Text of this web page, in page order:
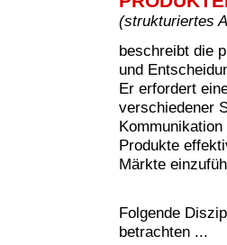
(strukturiertes
beschreibt die
und
Er erfordert
verschiedener
Produkte
Märkte
Folgende
betrachten ...